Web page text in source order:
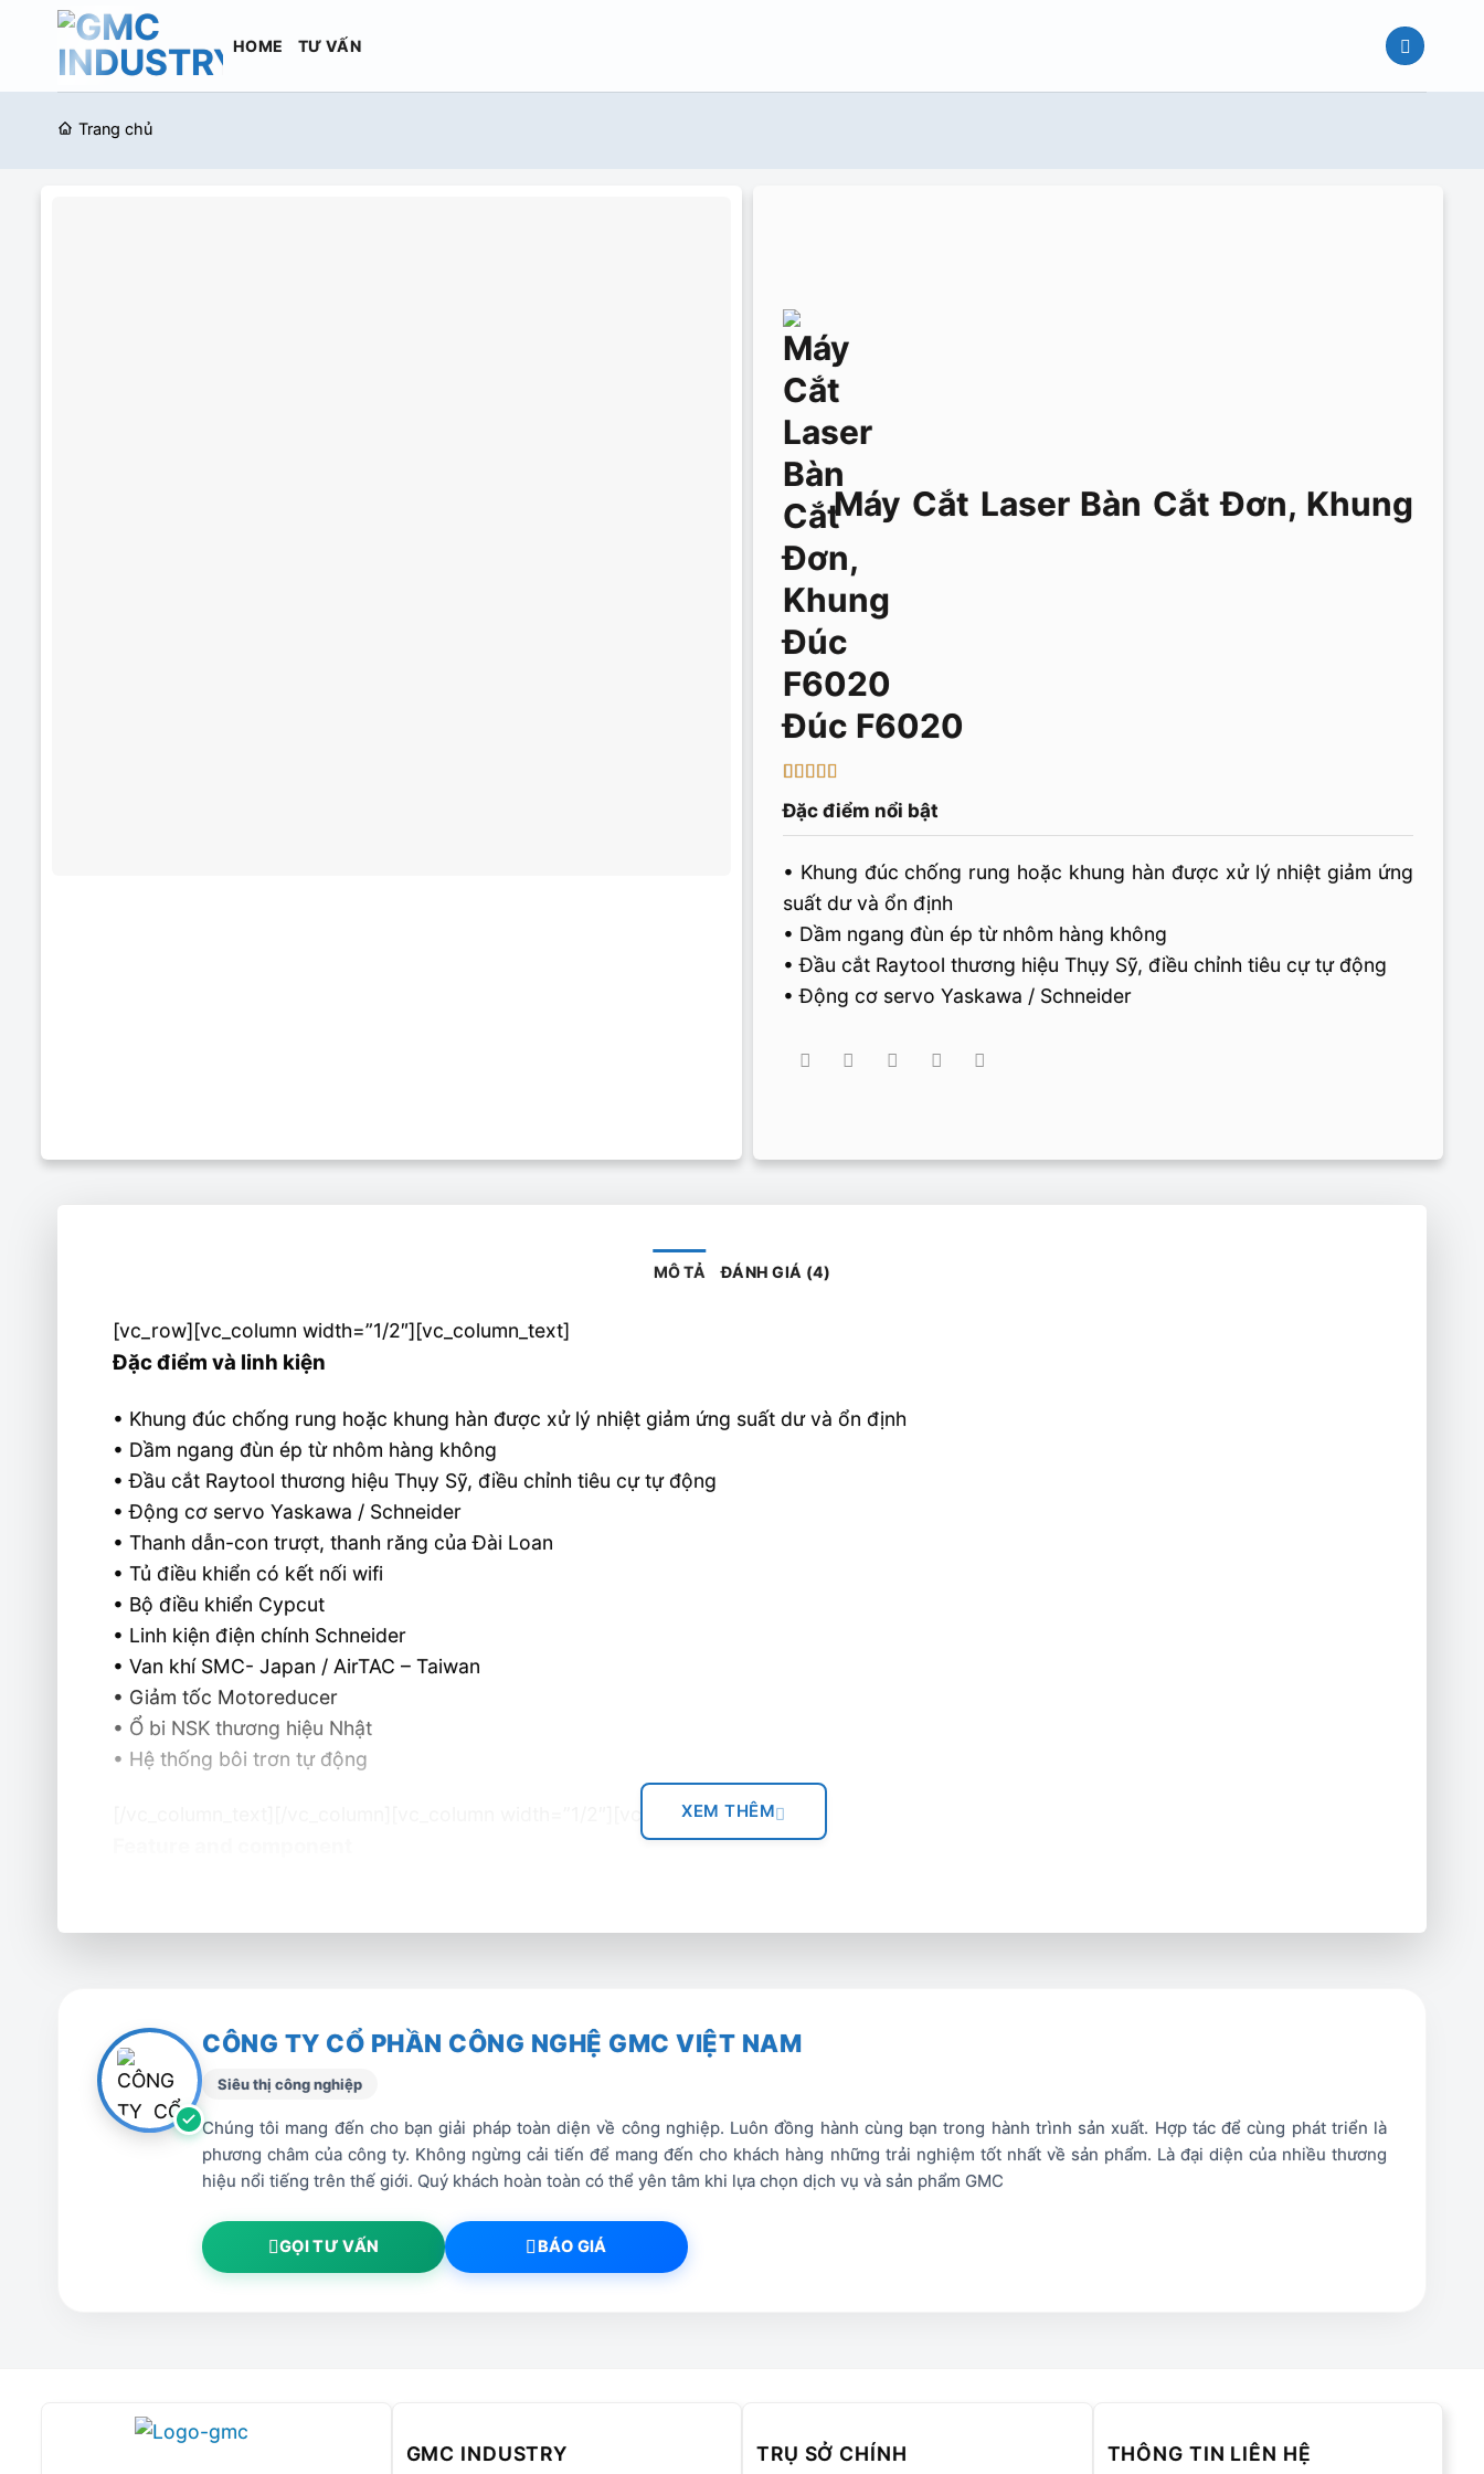
HOME TƯ VẤN
Trang chủ
Máy Cắt Laser Bàn Cắt Đơn, Khung
Đúc F6020
dựa
trên
giá
Đặc điểm nổi bật
• Khung đúc chống rung hoặc khung hàn được xử lý nhiệt giảm ứng
suất dư và ổn định
• Dầm ngang đùn ép từ nhôm hàng không
• Đầu cắt Raytool thương hiệu Thụy Sỹ, điều chỉnh tiêu cự tự động
• Động cơ servo Yaskawa / Schneider
MÔ TẢ ĐÁNH GIÁ (4)
[vc_row][vc_column width=”1/2″][vc_column_text]
Đặc điểm và linh kiện
• Khung đúc chống rung hoặc khung hàn được xử lý nhiệt giảm ứng suất dư và ổn định
• Dầm ngang đùn ép từ nhôm hàng không
• Đầu cắt Raytool thương hiệu Thụy Sỹ, điều chỉnh tiêu cự tự động
• Động cơ servo Yaskawa / Schneider
• Thanh dẫn-con trượt, thanh răng của Đài Loan
• Tủ điều khiển có kết nối wifi
• Bộ điều khiển Cypcut
• Linh kiện điện chính Schneider
• Van khí SMC- Japan / AirTAC – Taiwan
• Giảm tốc Motoreducer
• Ổ bi NSK thương hiệu Nhật
• Hệ thống bôi trơn tự động
[/vc_column_text][/vc_column][vc_column width=”1/2″][vc_column_text]
• Aviation aluminum cross beam lightweight
• Rail and rack from Taiwan
• Controller with wifi, can check from manufacturer
• Common Cypcut software easy to operate
• Schneider main electrical
• Japan SMC / AirTAC Taiwan pneumatic
• French MOTOREDUCER
• Guide rail automatic lubrication system[/vc_column_text][/vc_column][/vc_row][vc_row][vc_column][vc_column_text]
XEM THÊM
CÔNG TY CỔ PHẦN CÔNG NGHỆ GMC VIỆT NAM
Siêu thị công nghiệp
Chúng tôi mang đến cho bạn giải pháp toàn diện về công nghiệp. Luôn đồng hành cùng bạn trong hành trình sản xuất. Hợp tác để cùng phát triển là
phương châm của công ty. Không ngừng cải tiến để mang đến cho khách hàng những trải nghiệm tốt nhất về sản phẩm. Là đại diện của nhiều thương
hiệu nổi tiếng trên thế giới. Quý khách hoàn toàn có thể yên tâm khi lựa chọn dịch vụ và sản phẩm GMC
GỌI TƯ VẤN BÁO GIÁ
GMC INDUSTRY TRỤ SỞ CHÍNH THÔNG TIN LIÊN HỆ